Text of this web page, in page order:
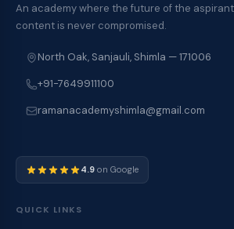
An academy where the future of the
content is never compromised.
North Oak, Sanjauli, Shimla — 171006
+91-7649911100
ramanacademyshimla@gmail.com
4.9 on Google
QUICK LINKS